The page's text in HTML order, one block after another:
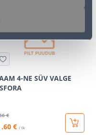
4-NE SÜV VALGE
€
.60 € / tk